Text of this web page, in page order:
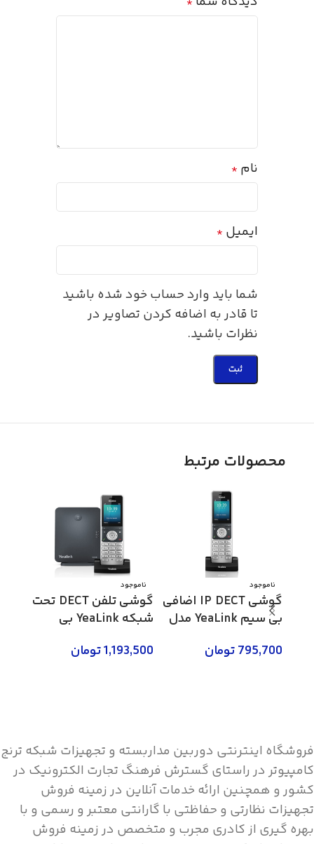
نام *
ایمیل *
شما باید وارد حساب خود شده باشید
تا قادر به اضافه کردن تصاویر در
نظرات باشید.
محصولات مرتبط
ناموجود
گوشی IP DECT اضافی
بی سیم YeaLink مدل
795,700تومان
ناموجود
گوشی تلفن DECT تحت
شبکه YeaLink بی
1,193,500تومان
فروشگاه اینترنتی دوربین مداربسته و تجهیزات شبکه ترنج
کامپیوتر در راستای گسترش فرهنگ تجارت الکترونیک در
کشور و همچنین ارائه خدمات آنلاین در زمینه فروش
تجهیزات نظارتی و حفاظتی با گارانتی معتبر و رسمی و با
بهره گیری از کادری مجرب و متخصص در زمینه فروش